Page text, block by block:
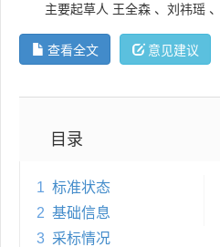
主要起草人 王全森 、 刘祎瑶 、
查看全文 意见建议
目录
1 标准状态
2 基础信息
3 采标情况